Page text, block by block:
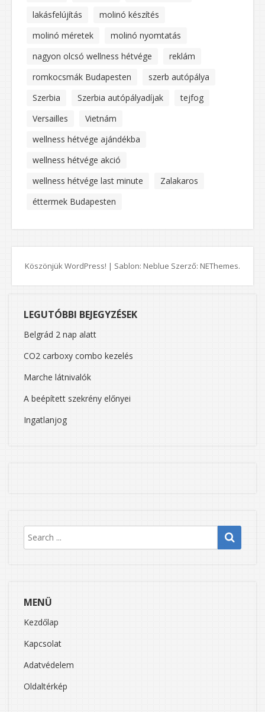
lakásfelújítás
molinó készítés
molinó méretek
molinó nyomtatás
nagyon olcsó wellness hétvége
reklám
romkocsmák Budapesten
szerb autópálya
Szerbia
Szerbia autópályadíjak
tejfog
Versailles
Vietnám
wellness hétvége ajándékba
wellness hétvége akció
wellness hétvége last minute
Zalakaros
éttermek Budapesten
Köszönjük WordPress! | Sablon: Neblue Szerző: NEThemes.
LEGUTÓBBI BEJEGYZÉSEK
Belgrád 2 nap alatt
CO2 carboxy combo kezelés
Marche látnivalók
A beépített szekrény előnyei
Ingatlanjog
MENÜ
Kezdőlap
Kapcsolat
Adatvédelem
Oldaltérkép